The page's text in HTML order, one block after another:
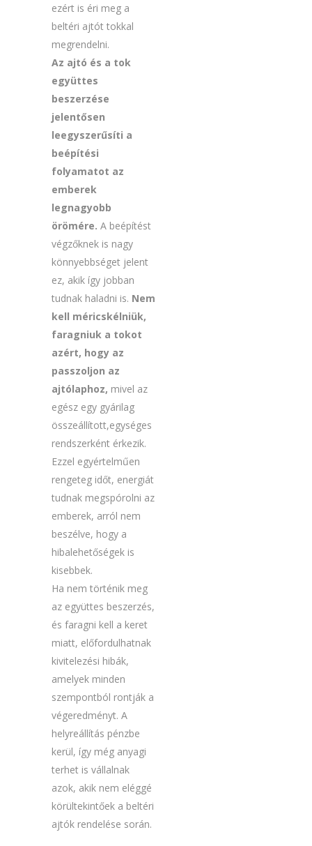
ezért is éri meg a
beltéri ajtót tokkal
megrendelni.
Az ajtó és a tok
együttes
beszerzése
jelentősen
leegyszerűsíti a
beépítési
folyamatot az
emberek
legnagyobb
örömére. A beépítést
végzőknek is nagy
könnyebbséget jelent
ez, akik így jobban
tudnak haladni is. Nem
kell méricskélniük,
faragniuk a tokot
azért, hogy az
passzoljon az
ajtólaphoz, mivel az
egész egy gyárilag
összeállított,egységes
rendszerként érkezik.
Ezzel egyértelműen
rengeteg időt, energiát
tudnak megspórolni az
emberek, arról nem
beszélve, hogy a
hibalehetőségek is
kisebbek.
Ha nem történik meg
az együttes beszerzés,
és faragni kell a keret
miatt, előfordulhatnak
kivitelezési hibák,
amelyek minden
szempontból rontják a
végeredményt. A
helyreállítás pénzbe
kerül, így még anyagi
terhet is vállalnak
azok, akik nem eléggé
körültekintőek a beltéri
ajtók rendelése során.